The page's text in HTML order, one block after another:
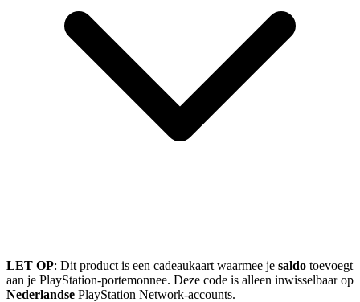
LET OP: Dit product is een cadeaukaart waarmee je saldo toevoegt
aan je PlayStation-portemonnee. Deze code is alleen inwisselbaar op
Nederlandse PlayStation Network-accounts.